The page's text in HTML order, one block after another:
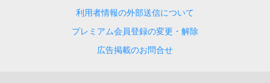
利用者情報の外部送信について
プレミアム会員登録の変更・解除
広告掲載のお問合せ